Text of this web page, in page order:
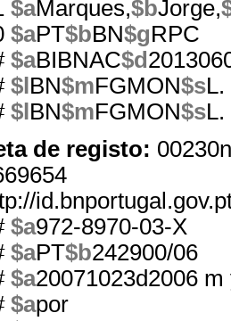
$aMarques,$bJorge,
$aPT$bBN$gRPC
$aBIBNAC$d
$l BN$mFGMON$sL.
$l BN$mFGMON$sL.
de registo:
$a972-8970-03-X
$aPT$b242900/06
$a20071023d2006
$apor